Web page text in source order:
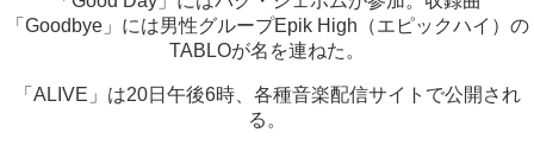
「Goodbye」には男性グループEpik High（エピックハイ）の
TABLOが名を連ねた。
「ALIVE」は20日午後6時、各種音楽配信サイトで公開され
る。